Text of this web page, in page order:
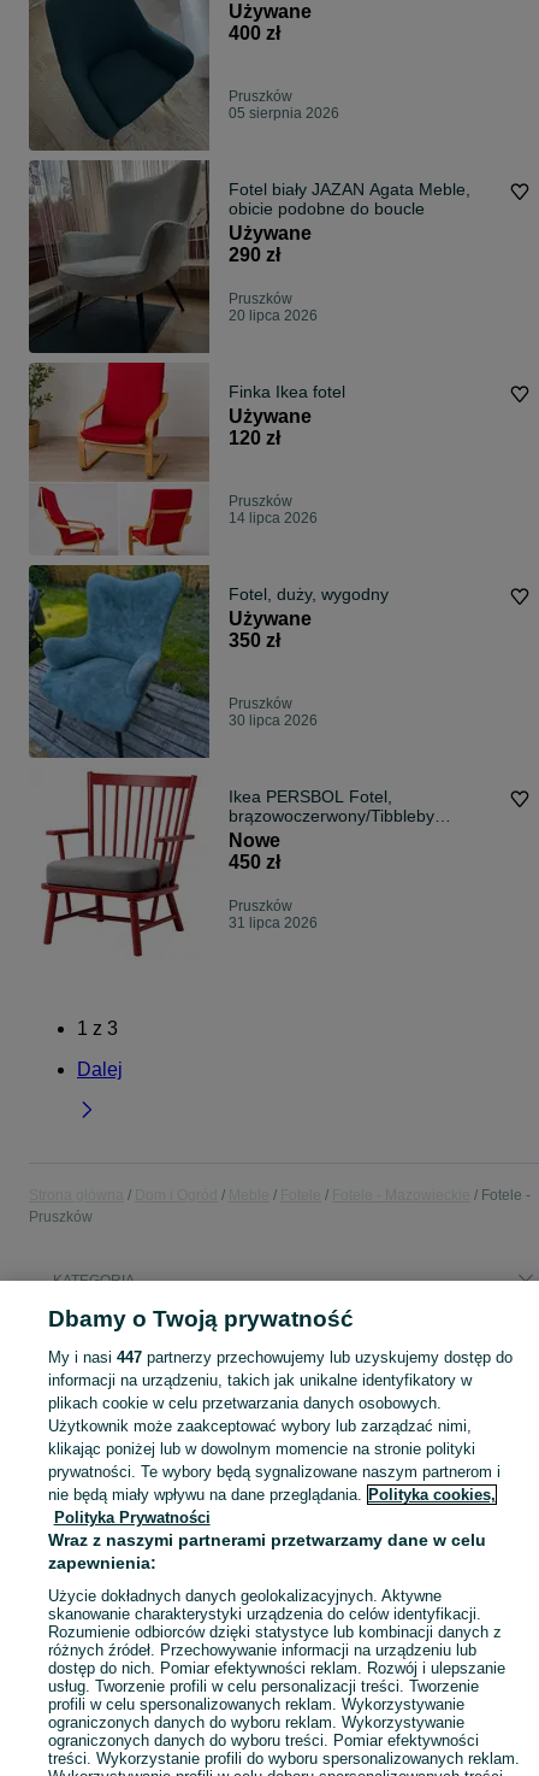
Używane
400 zł
Pruszków
05 sierpnia 2026
Fotel biały JAZAN Agata Meble,
obicie podobne do boucle
Używane
290 zł
Pruszków
20 lipca 2026
Finka Ikea fotel
Używane
120 zł
Pruszków
14 lipca 2026
Fotel, duży, wygodny
Używane
350 zł
Pruszków
30 lipca 2026
Ikea PERSBOL Fotel,
brązowoczerwony/Tibbleby
beżowy/szary
Nowe
450 zł
Pruszków
31 lipca 2026
1 z 3
Dalej
Fotele -
Pruszków
KATEGORIA
Popularne wyszukiwania
fotel gamingowy fotel uszak
Zobacz
Mapa kategorii
Mapa miejscowości
Mapa ministron
Popularne wyszukiwania
Dbamy o Twoją prywatność
My i nasi 447partnerzy przechowujemy lub uzyskujemy dostęp do
informacji na urządzeniu, takich jak unikalne identyfikatory w
plikach cookie w celu przetwarzania danych osobowych.
Użytkownik może zaakceptować wybory lub zarządzać nimi,
klikając poniżej lub w dowolnym momencie na stronie polityki
prywatności. Te wybory będą sygnalizowane naszym partnerom i
nie będą miały wpływu na dane przeglądania. Polityka cookies,
Polityka Prywatności
Wraz z naszymi partnerami przetwarzamy dane w celu
zapewnienia:
Użycie dokładnych danych geolokalizacyjnych. Aktywne
skanowanie charakterystyki urządzenia do celów identyfikacji.
Rozumienie odbiorców dzięki statystyce lub kombinacji danych z
różnych źródeł. Przechowywanie informacji na urządzeniu lub
dostęp do nich. Pomiar efektywności reklam. Rozwój i ulepszanie
usług. Tworzenie profili w celu personalizacji treści. Tworzenie
profili w celu spersonalizowanych reklam. Wykorzystywanie
ograniczonych danych do wyboru reklam. Wykorzystywanie
ograniczonych danych do wyboru treści. Pomiar efektywności
treści. Wykorzystanie profili do wyboru spersonalizowanych reklam.